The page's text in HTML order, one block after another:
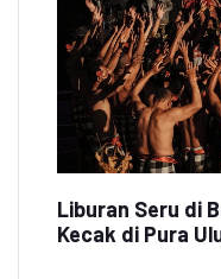
Liburan Seru di
Kecak di Pura